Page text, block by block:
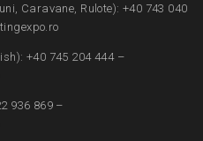
Caravane, Rulote): +40 743 040
+40 745 204 444 –
936 869 –